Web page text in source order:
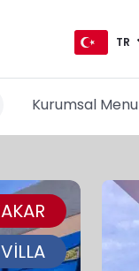
TR
Kurumsal Menu